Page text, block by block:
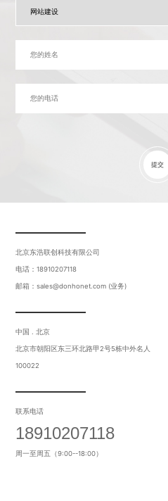
提交
北京东浩联创科技有限公司
电话：18910207118
邮箱：sales@donhonet.com (业务)
中国 . 北京
北京市朝阳区东三环北路甲2号5栋中外名人
100022
联系电话
18910207118
周一至周五（9:00--18:00）